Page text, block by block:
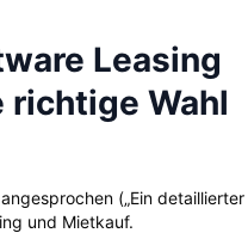
Leasing
richtige Wahl
(„Ein detaillierter
und Mietkauf.